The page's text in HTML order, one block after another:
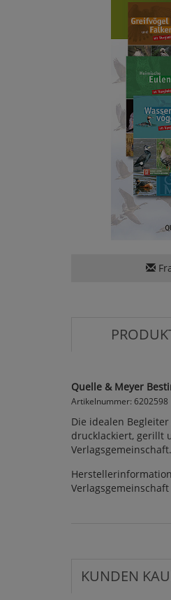
Quelle & Meyer
Artikelnummer: 6202598
Die idealen
drucklackiert, gerillt
Verlagsgemeinschaft.
KUNDEN